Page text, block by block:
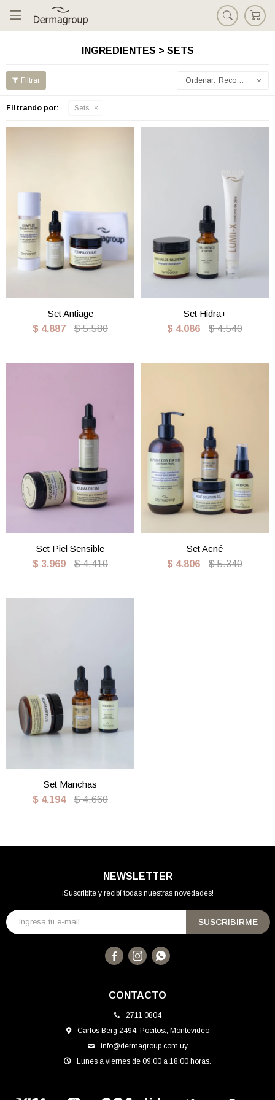

INGREDIENTES > SETS
Recomendados
Filtrando por: Sets
Set Antiage
$ 4.887 $ 5.580
Set Hidra+
$ 4.086 $ 4.540
Set Piel Sensible
$ 3.969 $ 4.410
Set Acné
$ 4.806 $ 5.340
Set Manchas
$ 4.194 $ 4.660
CONTACTO
2711 0804
Carlos Berg 2494, Pocitos., Montevideo
info@dermagroup.com.uy
Lunes a viernes de 09:00 a 18:00 horas.
NEWSLETTER
¡Suscribite y recibí todas nuestras novedades!
SUSCRIBIRME
  